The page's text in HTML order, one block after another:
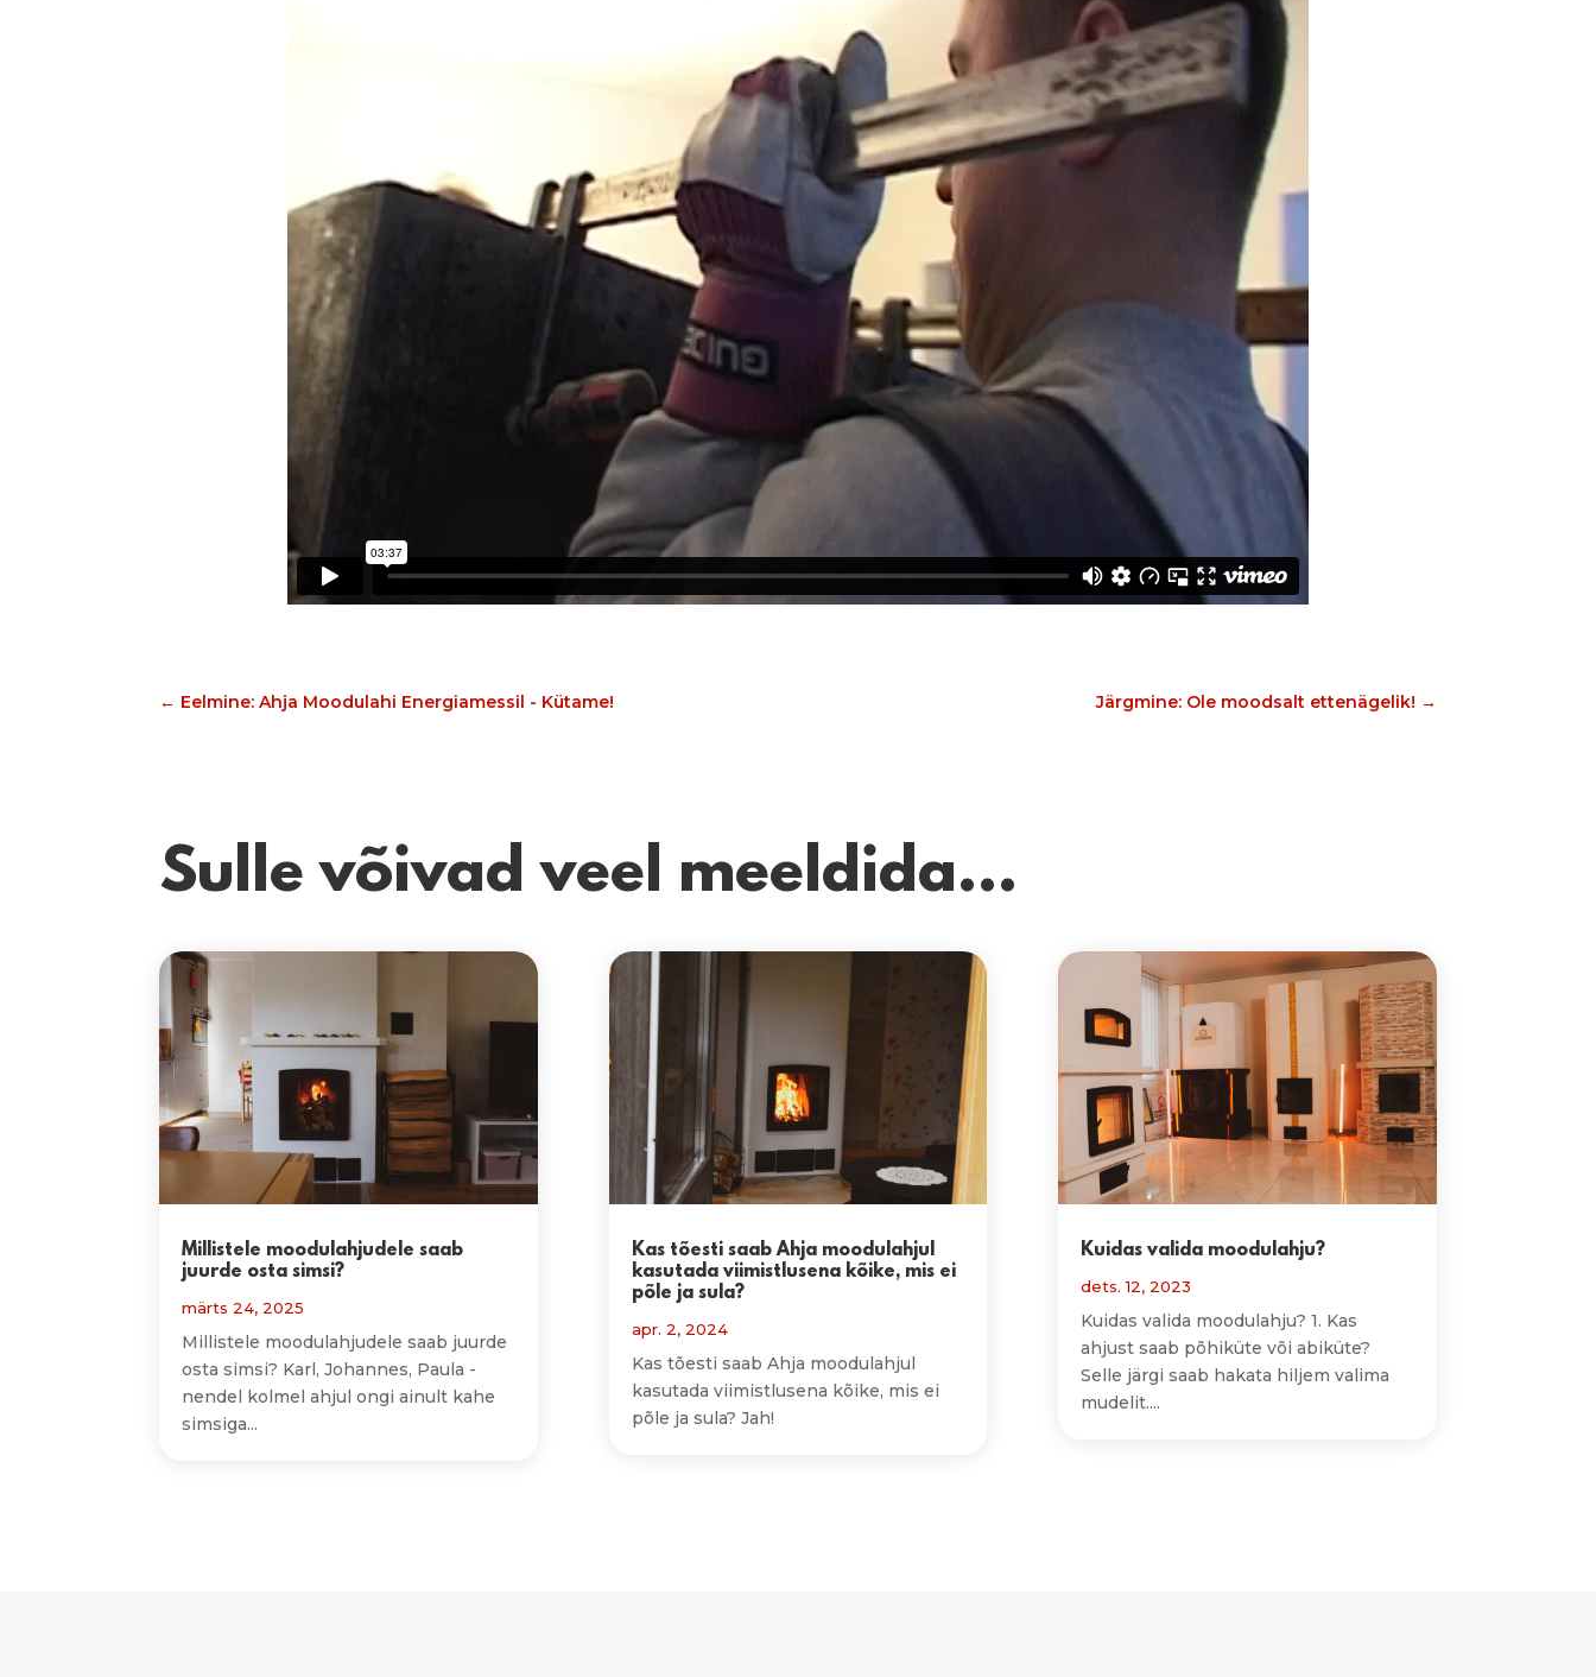
← Eelmine: Ahja Moodulahi Energiamessil - Kütame! Järgmine: Ole moodsalt ettenägelik! →
Sulle võivad veel meeldida…
Millistele moodulahjudele saab
juurde osta simsi?
märts 24, 2025
Millistele moodulahjudele saab juurde
osta simsi? Karl, Johannes, Paula -
nendel kolmel ahjul ongi ainult kahe
simsiga...
Kas tõesti saab Ahja moodulahjul
kasutada viimistlusena kõike, mis ei
põle ja sula?
apr. 2, 2024
Kas tõesti saab Ahja moodulahjul
kasutada viimistlusena kõike, mis ei
põle ja sula? Jah!
Kuidas valida moodulahju?
dets. 12, 2023
Kuidas valida moodulahju? 1. Kas
ahjust saab põhiküte või abiküte?
Selle järgi saab hakata hiljem valima
mudelit....